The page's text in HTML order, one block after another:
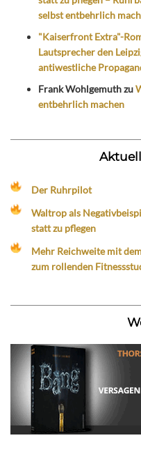
selbst entbehrlich
"Kaiserfront Extra"-
Lautsprecher den
antiwestliche
Frank Wohlgemuthzu
entbehrlich machen
Der Ruhrpilot
Waltrop als
statt zu pflegen
Mehr Reichweite mit
zum rollenden